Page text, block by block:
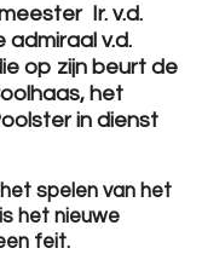
Ir. v.d.
admiraal v.d.
op zijn beurt de
het
in dienst
spelen van het
het nieuwe
feit.